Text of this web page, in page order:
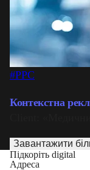
#PPC
Контекстна
Завантажити
Підкоріть digital
Адреса